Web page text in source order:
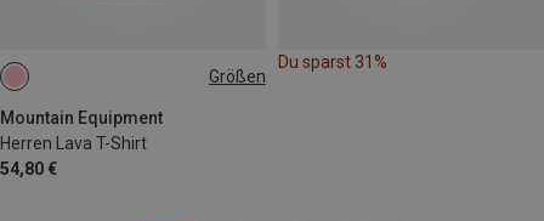
Größen
Mountain Equipment
Herren Lava T-Shirt
54,80 €
S
Du sparst 31%